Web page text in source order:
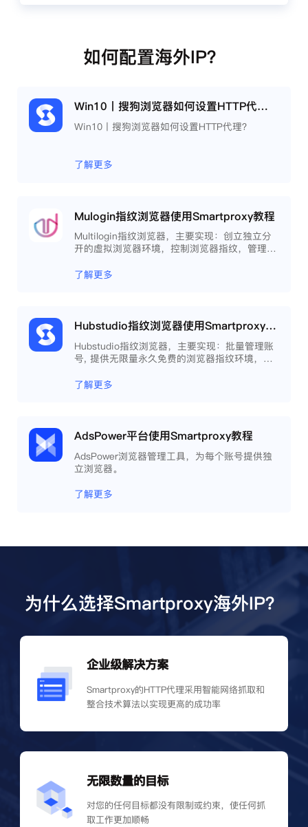
如何配置海外IP？
Win10丨搜狗浏览器如何设置HTTP代理？
Win10丨搜狗浏览器如何设置HTTP代理？
了解更多
Mulogin指纹浏览器使用Smartproxy教程
Multilogin指纹浏览器，主要实现：创立独立分
开的虚拟浏览器环境，控制浏览器指纹，管理多
程，开发网络自动化等。
了解更多
Hubstudio指纹浏览器使用Smartproxy教程
Hubstudio指纹浏览器，主要实现：批量管理账
号, 提供无限量永久免费的浏览器指纹环境，并
工作效率 。
了解更多
AdsPower平台使用Smartproxy教程
AdsPower浏览器管理工具，为每个账号提供独
立浏览器。
了解更多
为什么选择Smartproxy海外IP？
企业级解决方案
Smartproxy的HTTP代理采用智能网络抓取和
整合技术算法以实现更高的成功率
无限数量的目标
对您的任何目标都没有限制或约束，使任何抓
取工作更加顺畅